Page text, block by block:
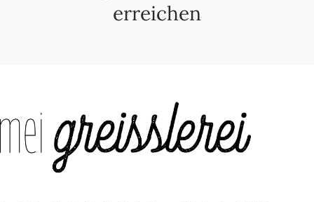
erreichen